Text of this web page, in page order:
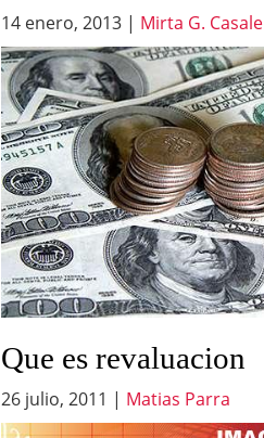
14 enero, 2013 | Mirta G. Casale
Que es revaluacion
26 julio, 2011 | Matias Parra